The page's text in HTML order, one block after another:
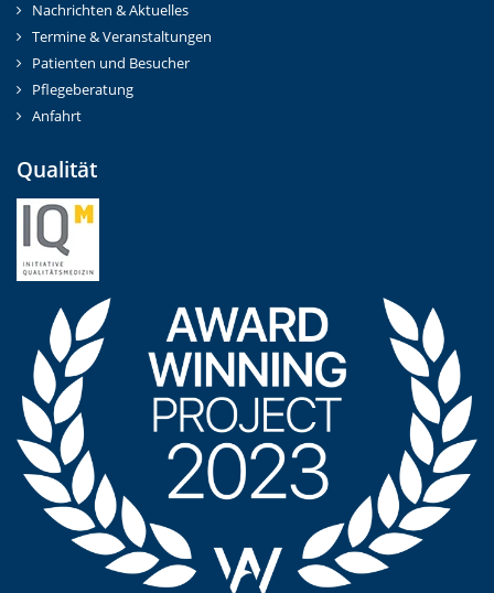
Nachrichten & Aktuelles
Termine & Veranstaltungen
Patienten und Besucher
Pflegeberatung
Anfahrt
Qualität